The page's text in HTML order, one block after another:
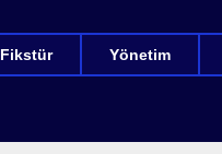
Fikstür Yönetim